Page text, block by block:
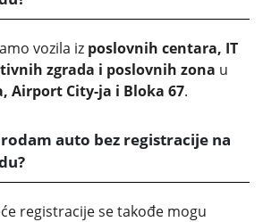
vozila iz poslovnih centara, IT
zgrada i poslovnih zona u
Airport City-ja i Bloka 67.
auto bez registracije na
registracije se takođe mogu